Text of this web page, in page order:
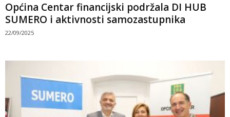
Općina Centar financijski podržala DI HUB
SUMERO i aktivnosti samozastupnika
22/09/2025